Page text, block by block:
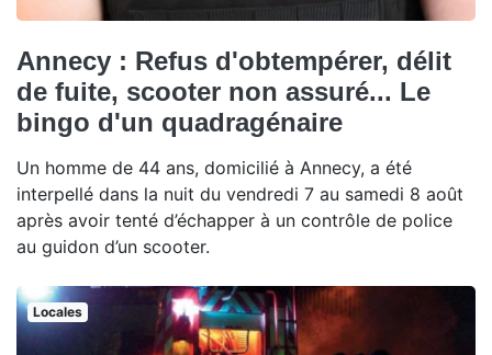
Annecy : Refus d'obtempérer, délit
de fuite, scooter non assuré... Le
bingo d'un quadragénaire
Un homme de 44 ans, domicilié à Annecy, a été
interpellé dans la nuit du vendredi 7 au samedi 8 août
après avoir tenté d’échapper à un contrôle de police
au guidon d’un scooter.
Locales